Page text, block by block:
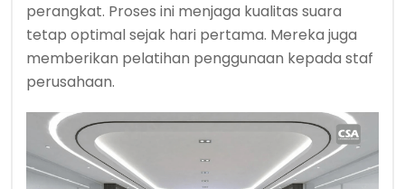
perangkat. Proses ini menjaga kualitas suara
tetap optimal sejak hari pertama. Mereka juga
memberikan pelatihan penggunaan kepada staf
perusahaan.